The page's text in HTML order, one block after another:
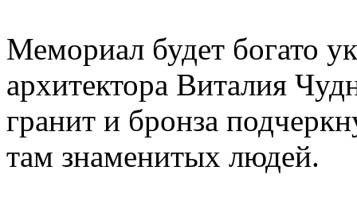
Мемориал будет богато
архитектора Виталия
гранит и бронза
там знаменитых людей.